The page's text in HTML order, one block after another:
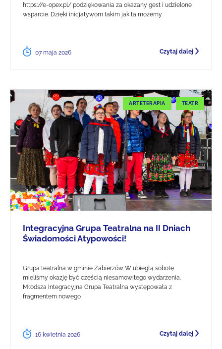
https://e-opex.pl/ podziękowania za okazany gest i udzielone
wsparcie. Dzięki inicjatywom takim jak ta możemy
07 maja 2026 Czytaj dalej
ARTETERAPIA TEATR
Integracyjna Grupa Teatralna na II Dniach
Świadomości Atypowości!
Grupa teatralna w gminie Zabierzów W ubiegłą sobotę
mieliśmy okazję być częścią niesamowitego wydarzenia.
Młodsza Integracyjna Grupa Teatralna występowała z
fragmentem nowego
16 kwietnia 2026 Czytaj dalej